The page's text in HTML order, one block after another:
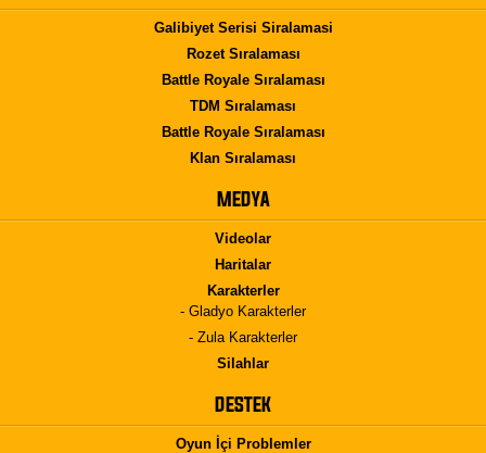
Galibiyet Serisi Siralamasi
Rozet Sıralaması
Battle Royale Sıralaması
TDM Sıralaması
Battle Royale Sıralaması
Klan Sıralaması
MEDYA
Videolar
Haritalar
Karakterler
- Gladyo Karakterler
- Zula Karakterler
Silahlar
DESTEK
Oyun İçi Problemler